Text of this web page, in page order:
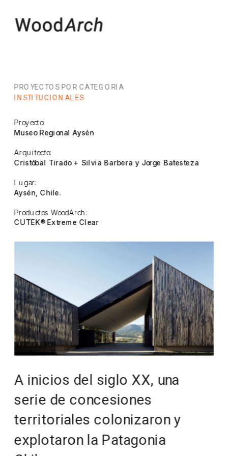
PROYECTOS POR CATEGORIA
INSTITUCIONALES
Proyecto:
Museo Regional Aysén
Arquitecto:
Cristóbal Tirado + Silvia Barbera y Jorge Batesteza
Lugar:
Aysén, Chile.
Productos WoodArch:
CUTEK® Extreme Clear
A inicios del siglo XX, una
serie de concesiones
territoriales colonizaron y
explotaron la Patagonia